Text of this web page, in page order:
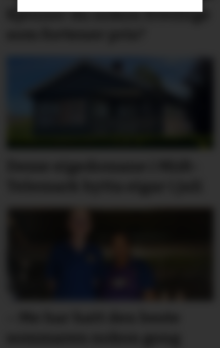
Kjenner du nokon frivillige